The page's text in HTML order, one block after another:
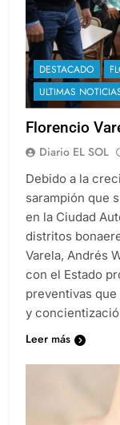
DESTACADO
ULTIMAS
Florencio
Diario EL SOL
Debido a la
sarampión que
en la Ciudad
distritos
Varela, Andrés
con el Estado
preventivas
y
Leer más